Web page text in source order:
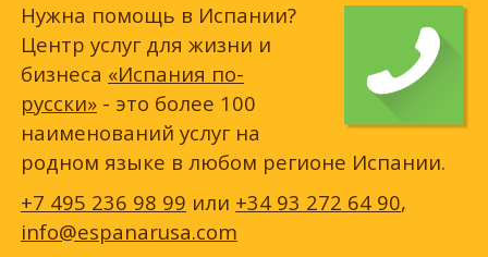
Нужна помощь в Испании?
Центр услуг для жизни и
бизнеса «Испания по-
русски» - это более 100
наименований услуг на
родном языке в любом регионе Испании.
+7 495 236 98 99 или +34 93 272 64 90,
info@espanarusa.com